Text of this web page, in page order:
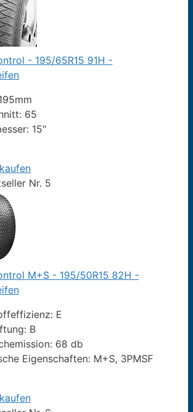
- 195/65R15 91H -
65
15"
Nr. 5
M+S - 195/50R15 82H -
E
B
68 db
Eigenschaften: M+S, 3PMSF